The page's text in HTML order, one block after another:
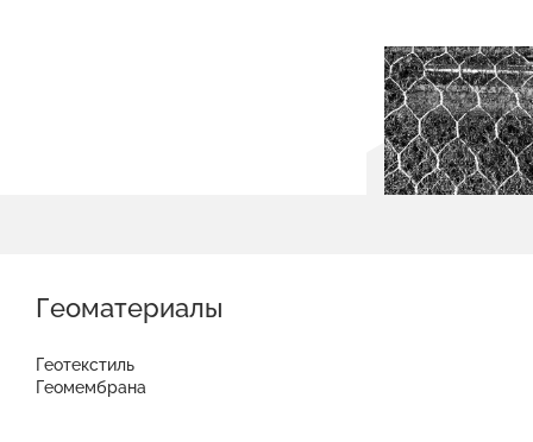
Геоматериалы
Геотекстиль
Геомембрана